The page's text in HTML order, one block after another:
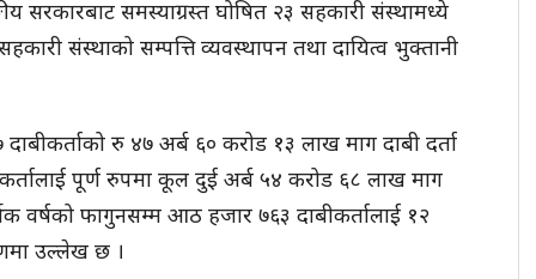
सरकारबाट समस्याग्रस्त घोषित २३ सहकारी संस्थामध्ये
संस्थाको सम्पत्ति व्यवस्थापन तथा दायित्व भुक्तानी
रु ४७ अर्ब ६० करोड १३ लाख माग दाबी दर्ता
पूर्ण रुपमा कूल दुई अर्ब ५४ करोड ६८ लाख माग
वर्षको फागुनसम्म आठ हजार ७६३ दाबीकर्तालाई १२
उल्लेख छ ।